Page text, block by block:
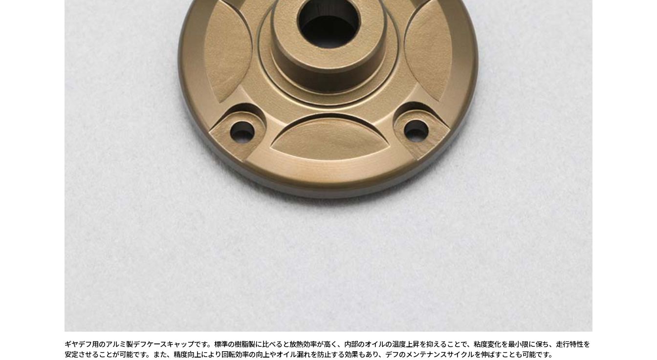
ギヤデフ用のアルミ製デフケースキャップです。標準の樹脂製に比べると放熱効率が高く、内部のオイルの温度上昇を抑えることで、粘度変化を最小限に保ち、走行特性を
安定させることが可能です。また、精度向上により回転効率の向上やオイル漏れを防止する効果もあり、デフのメンテナンスサイクルを伸ばすことも可能です。